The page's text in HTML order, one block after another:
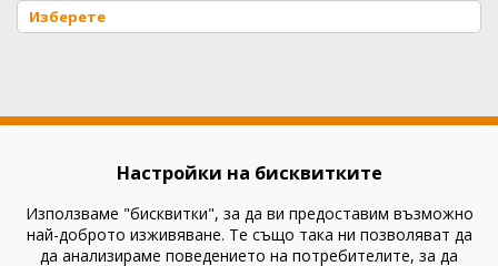
Как да купя?
Как да платя?
Настройки на бисквитките
Използваме "бисквитки", за да ви предоставим възможно
най-доброто изживяване. Те също така ни позволяват да
да анализираме поведението на потребителите, за да